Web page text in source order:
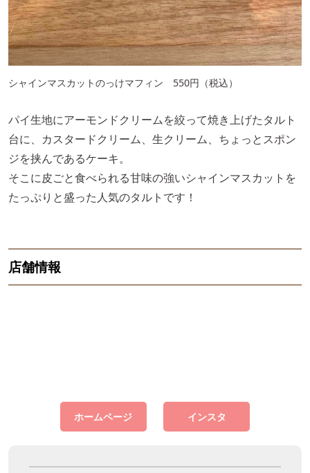
シャインマスカットのっけマフィン 550円（税込）
パイ生地にアーモンドクリームを絞って焼き上げたタルト
台に、カスタードクリーム、生クリーム、ちょっとスポン
ジを挟んであるケーキ。
そこに皮ごと食べられる甘味の強いシャインマスカットを
たっぷりと盛った人気のタルトです！
店舗情報
ホームページ インスタ